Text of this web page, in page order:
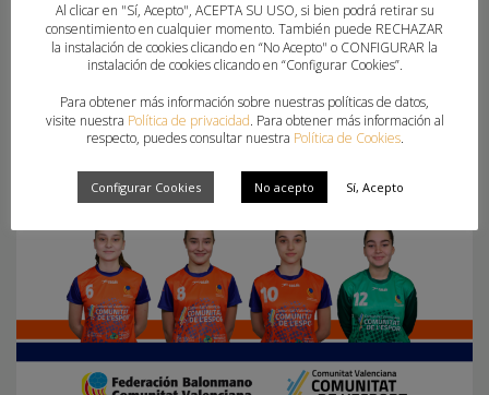
ETIQUETADO BAJO: ANDREA PALOMERO,BALONMANO MORVEDRE,
CONVOCATORIAS NACIONALES
DANIELA AGUADO ERIKA VLADU
GENERACIÓN 2008/09,GRUP USA HANDBOL MISLATA UPV,HANDBOL
Al clicar en "Sí, Acepto", ACEPTA SU USO, si bien podrá retirar su
consentimiento en cualquier momento. También puede RECHAZAR
la instalación de cookies clicando en “No Acepto" o CONFIGURAR la
instalación de cookies clicando en “Configurar Cookies”.
Para obtener más información sobre nuestras políticas de datos,
visite nuestra Política de privacidad. Para obtener más información al
respecto, puedes consultar nuestra Política de Cookies.
Configurar Cookies No acepto Sí, Acepto